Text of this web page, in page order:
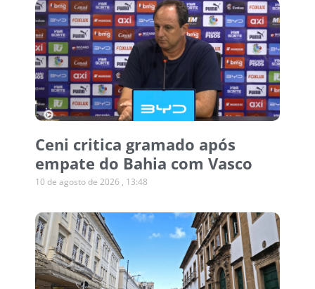
Ceni critica gramado após
empate do Bahia com Vasco
10 de agosto de 2026 13:48